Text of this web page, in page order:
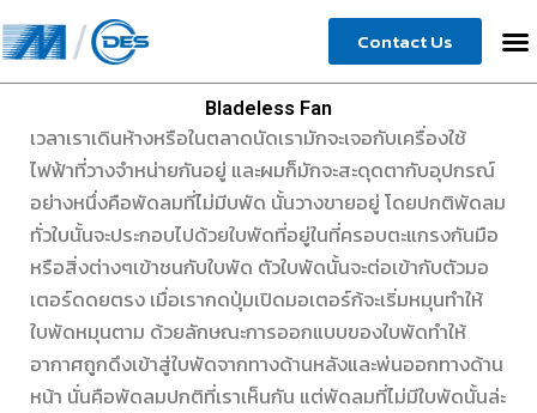
to
content
Contact Us
Bladeless Fan
เวลาเราเดินห้างหรือในตลาดนัดเรามักจะเจอกับเครื่องใช้
ไฟฟ้าที่วางจำหน่ายกันอยู่ และผมก็มักจะสะดุดตากับอุปกรณ์
อย่างหนึ่งคือพัดลมที่ไม่มีบพัด นั้นวางขายอยู่ โดยปกติพัดลม
ทั่วใบนั้นจะประกอบไปด้วยใบพัดที่อยู่ในที่ครอบตะแกรงกันมือ
หรือสิ่งต่างๆเข้าชนกับใบพัด ตัวใบพัดนั้นจะต่อเข้ากับตัวมอ
เตอร์ดดยตรง เมื่อเรากดปุ่มเปิดมอเตอร์ก้จะเริ่มหมุนทำให้
ใบพัดหมุนตาม ด้วยลักษณะการออกแบบของใบพัดทำให้
อากาศถูกดึงเข้าสู่ใบพัดจากทางด้านหลังและพ่นออกทางด้าน
หน้า นั่นคือพัดลมปกติที่เราเห็นกัน แต่พัดลมที่ไม่มีใบพัดนั้นล่ะ